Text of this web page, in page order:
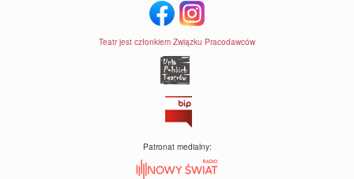
Teatr jest członkiem Związku Pracodawców
Patronat medialny: